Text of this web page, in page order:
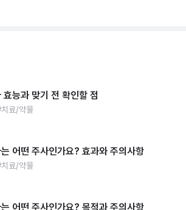
효능과 맞기 전 확인할 점
료/약물
어떤 주사인가요? 효과와 주의사항
료/약물
어떤 주사인가요? 목적과 주의사항